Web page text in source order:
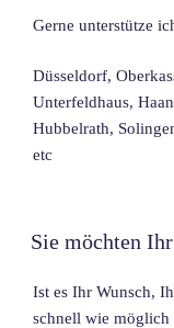
Gerne unterstütze
Düsseldorf,
Unterfeldhaus,
Hubbelrath,
etc
Sie möchten
Ist es Ihr Wunsch,
schnell wie möglich